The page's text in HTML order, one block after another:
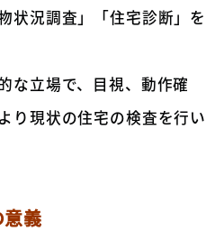
状況調査」「住宅診断」を
な立場で、目視、動作確
り現状の住宅の検査を行い
義